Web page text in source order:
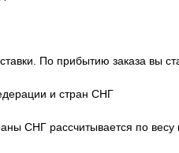
По прибытию заказа вы
и стран СНГ
СНГ рассчитывается по весу